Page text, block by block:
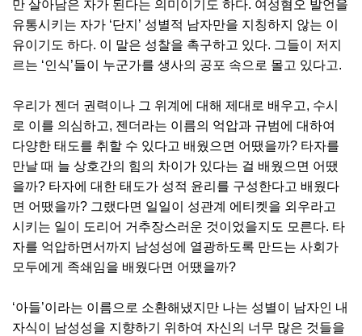
만 살아남은 자가 된다는 의미이기도 하다. 여성혐오 발언을
유통시키는 자가 ‘단지’ 성별적 남자만을 지칭하지 않는 이
유이기도 하다. 이 말은 성찰을 촉구하고 있다. 그들이 저지
르는 ‘인식’들이 누군가를 생사의 공포 속으로 몰고 있다고.
우리가 젠더 권력이나 그 위계에 대해 제대로 배우고, 수시
로 이를 의심하고, 젠더라는 이름의 억압과 규범에 대하여
다양한 태도를 취할 수 있다고 배웠으면 어땠을까? 타자를
만날 때 늘 상호간의 힘의 차이가 있다는 걸 배웠으면 어땠
을까? 타자에 대한 태도가 성적 윤리를 구성한다고 배웠다
면 어땠을까? 그랬다면 일일이 성관계 에티켓을 외우라고
시키는 일이 도리어 거추장스러운 것이었을지도 모른다. 타
자를 억압하면서까지 남성성에 열광하도록 만드는 사회가
모두에게 족쇄임을 배웠다면 어땠을까?
‘아들’이라는 이름으로 소환해냈지만 나는 성별이 남자인 내
자식이 남성성을 지향하기 위하여 자신의 너무 많은 것들을